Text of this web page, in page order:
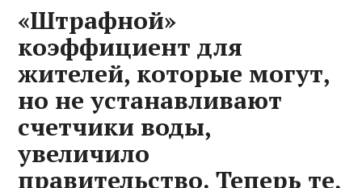
«Штрафной»
коэффициент для
жителей, которые могут,
но не устанавливают
счетчики воды,
увеличило
правительство. Теперь те,